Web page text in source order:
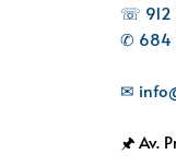
☏ 912
✆ 684
✉
🖈 Av.